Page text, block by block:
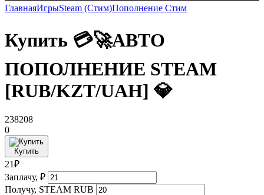
ГлавнаяИгрыSteam (Стим)Пополнение Стим
Купить 💳🚀АВТО
ПОПОЛНЕНИЕ STEAM
[RUB/KZT/UAH] 💎
238208
0
Купить
21₽
Заплачу, ₽
Получу, STEAM RUB